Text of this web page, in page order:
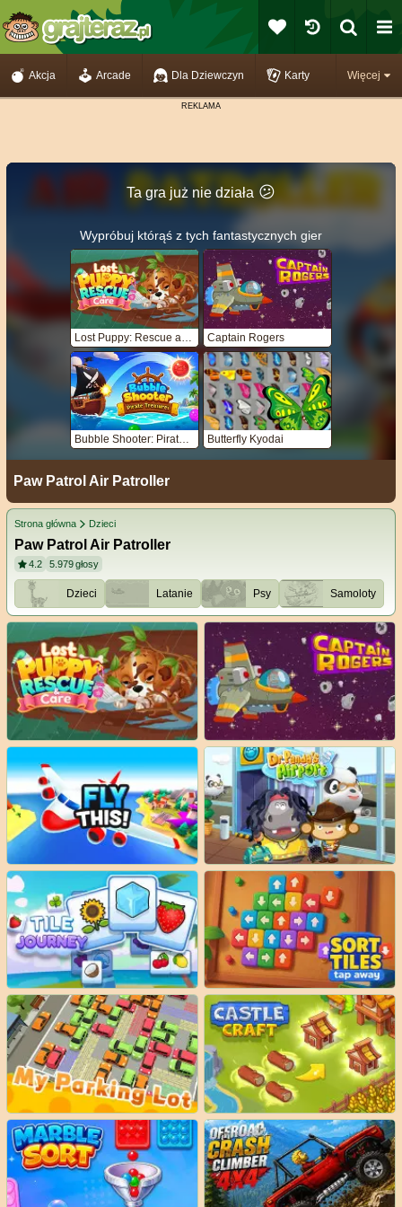
Więcej
Akcja Arcade Dla Dziewczyn Karty
Ta gra już nie działa 😕
Wypróbuj którąś z tych fantastycznych gier
Captain Rogers
Bubble Shooter: Pirate Treasures Butterfly Kyodai
Paw Patrol Air Patroller
Strona główna Dzieci
Paw Patrol Air Patroller
4.2 5.979głosy
Dzieci Latanie Psy Samoloty